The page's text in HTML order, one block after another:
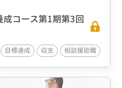
コース第1期第3回
目標達成 収支 相談援助職